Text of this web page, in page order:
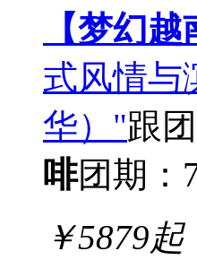
【梦幻
式风情与
华）"跟
啡团期：
￥5879起